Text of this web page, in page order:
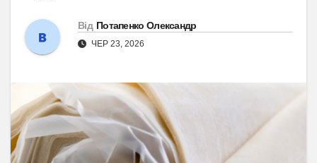
Від Потапенко Олександр
ЧЕР 23, 2026